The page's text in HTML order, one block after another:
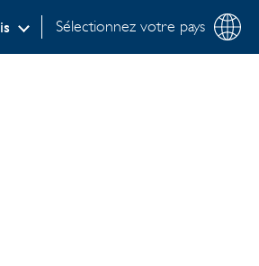
Sélectionnez votre pays